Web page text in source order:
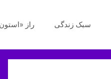
سبک زندگی راز